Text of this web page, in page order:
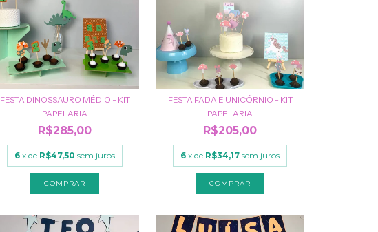
FESTA DINOSSAURO MÉDIO - KIT
PAPELARIA
R$285,00
6 x de R$47,50 sem juros
FESTA FADA E UNICÓRNIO - KIT
PAPELARIA
R$205,00
6 x de R$34,17 sem juros